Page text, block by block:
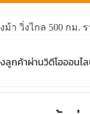
ม้า วิ่งไกล 500 กม.
ลูกค้าผ่านวิดีโอออนไ